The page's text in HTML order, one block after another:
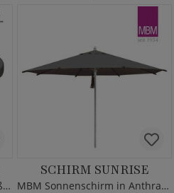
Runder Loungetisch für draußen - Borek - Aluminium
SCHIRM SUNRISE
MBM Sonnenschirm in Anthrazit